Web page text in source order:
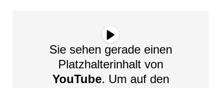
Sie sehen gerade einen
Platzhalterinhalt von
YouTube. Um auf den